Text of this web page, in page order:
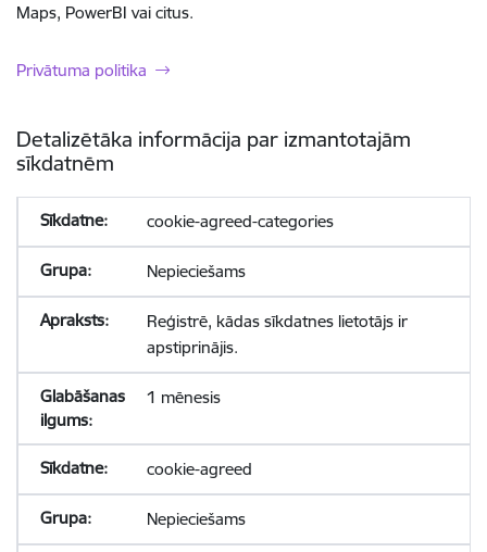
Maps, PowerBI vai citus.
Privātuma politika
Detalizētāka informācija par izmantotajām
sīkdatnēm
cookie-agreed-categories
Nepieciešams
Reģistrē, kādas sīkdatnes lietotājs ir
apstiprinājis.
1 mēnesis
cookie-agreed
Nepieciešams